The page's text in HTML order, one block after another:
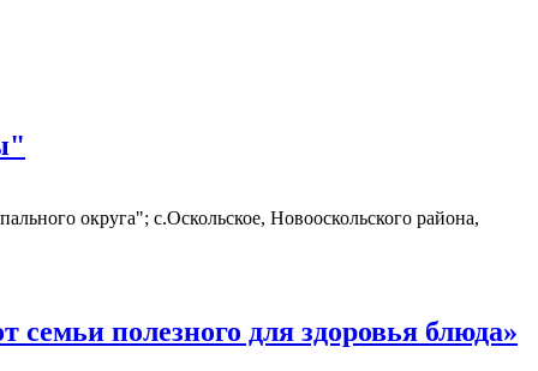
округа"; с.Оскольское, Новооскольского района,
полезного для здоровья блюда»